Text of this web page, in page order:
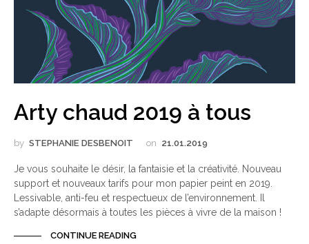
Arty chaud 2019 à tous
by STEPHANIE DESBENOIT on 21.01.2019
Je vous souhaite le désir, la fantaisie et la créativité. Nouveau
support et nouveaux tarifs pour mon papier peint en 2019.
Lessivable, anti-feu et respectueux de l’environnement. Il
s’adapte désormais à toutes les pièces à vivre de la maison !
CONTINUE READING